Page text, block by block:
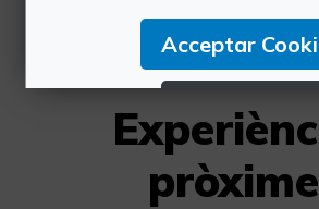
Acceptar
Configurar